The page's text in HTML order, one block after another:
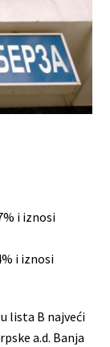
i iznosi
i iznosi
lista B najveći
a.d. Banja